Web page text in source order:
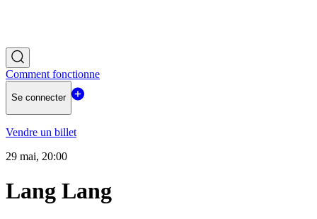
Comment fonctionne
Se connecter
Vendre un billet
29 mai, 20:00
Lang Lang